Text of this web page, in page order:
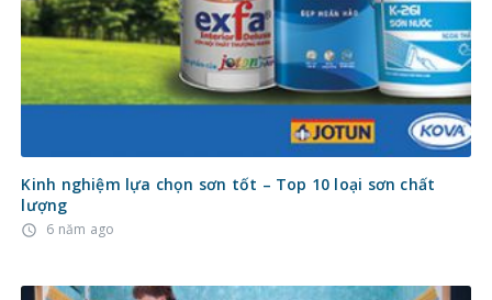
Kinh nghiệm lựa chọn sơn tốt – Top 10 loại sơn chất
lượng
access_time 6 năm ago